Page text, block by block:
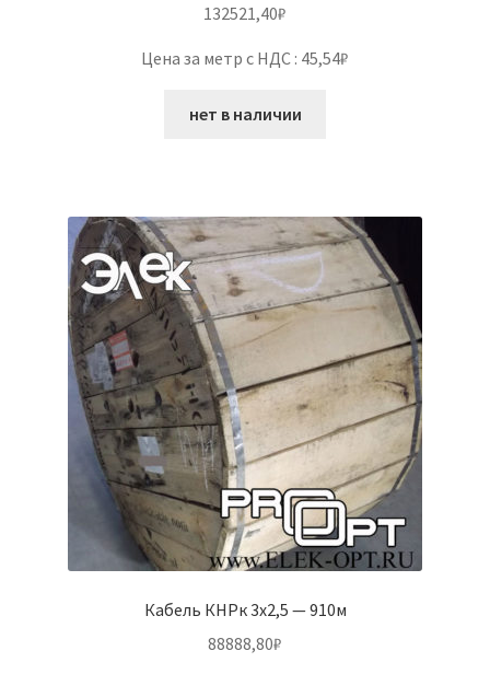
132521,40₽
Цена за метр с НДС : 45,54₽
нет в наличии
Кабель КНРк 3х2,5 — 910м
88888,80₽